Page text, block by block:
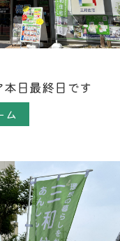
日最終日です
ム